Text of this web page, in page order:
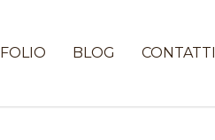
BLOG CONTATTI